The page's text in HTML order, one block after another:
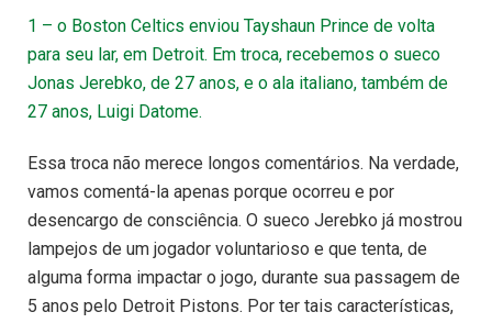
1 – o Boston Celtics enviou Tayshaun Prince de volta
para seu lar, em Detroit. Em troca, recebemos o sueco
Jonas Jerebko, de 27 anos, e o ala italiano, também de
27 anos, Luigi Datome.
Essa troca não merece longos comentários. Na verdade,
vamos comentá-la apenas porque ocorreu e por
desencargo de consciência. O sueco Jerebko já mostrou
lampejos de um jogador voluntarioso e que tenta, de
alguma forma impactar o jogo, durante sua passagem de
5 anos pelo Detroit Pistons. Por ter tais características,